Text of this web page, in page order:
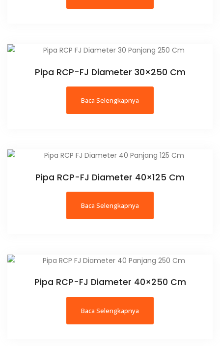
Pipa RCP-FJ Diameter 30×250 Cm
Baca Selengkapnya
Pipa RCP-FJ Diameter 40×125 Cm
Baca Selengkapnya
Pipa RCP-FJ Diameter 40×250 Cm
Baca Selengkapnya